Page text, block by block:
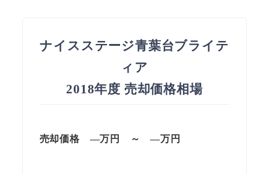
ナイスステージ青葉台ブライテ
ィア
2018年度 売却価格相場
売却価格 —万円 ～ —万円